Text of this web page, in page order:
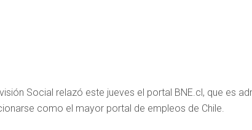
Social relazó este jueves el portal BNE.cl, que es
como el mayor portal de empleos de Chile.